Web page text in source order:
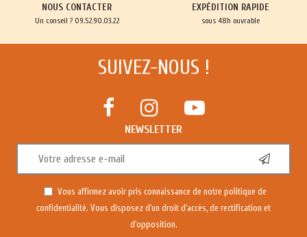
NOUS CONTACTER
Un conseil ? 09.52.90.03.22
EXPÉDITION RAPIDE
sous 48h ouvrable
SUIVEZ-NOUS !
NEWSLETTER
Vous affirmez avoir pris connaissance de notre politique de
confidentialité. Vous disposez d'un droit d'accès, de rectification et
d'opposition.